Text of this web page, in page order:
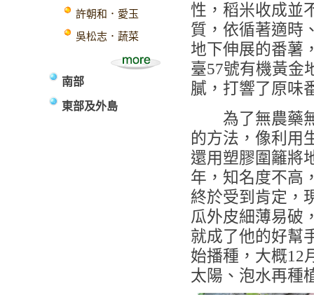
許朝和．愛玉
吳松志．蔬菜
南部
東部及外島
性，稻米收成並
質，依循著適時
地下伸展的番薯
臺57號有機黃金
膩，打響了原味
為了無農藥無
的方法，像利用
還用塑膠圍籬將
年，知名度不高
終於受到肯定，
瓜外皮細薄易破
就成了他的好幫
始播種，大概12
太陽、泡水再種